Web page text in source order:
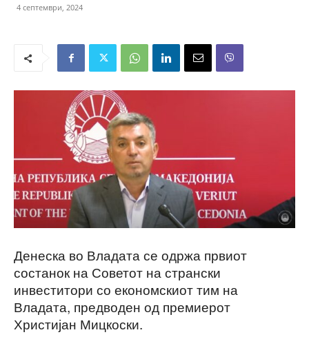
4 септември, 2024
Денеска во Владата се одржа првиот
состанок на Советот на странски
инвеститори со економскиот тим на
Владата, предводен од премиерот
Христијан Мицкоски.